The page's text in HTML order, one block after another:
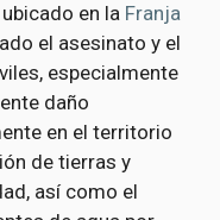
ubicado en la Franja
el asesinato y el
especialmente
daño
en el territorio
de tierras y
así como el